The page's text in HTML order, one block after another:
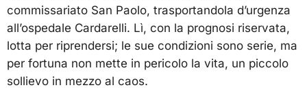
commissariato San Paolo, trasportandola d’urgenza
all’ospedale Cardarelli. Lì, con la prognosi riservata,
lotta per riprendersi; le sue condizioni sono serie, ma
per fortuna non mette in pericolo la vita, un piccolo
sollievo in mezzo al caos.